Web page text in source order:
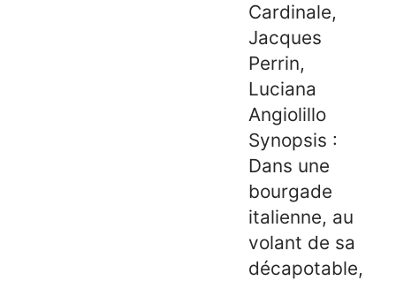
Cardinale,
Jacques
Perrin,
Luciana
Angiolillo
Synopsis :
Dans une
bourgade
italienne, au
volant de sa
décapotable,